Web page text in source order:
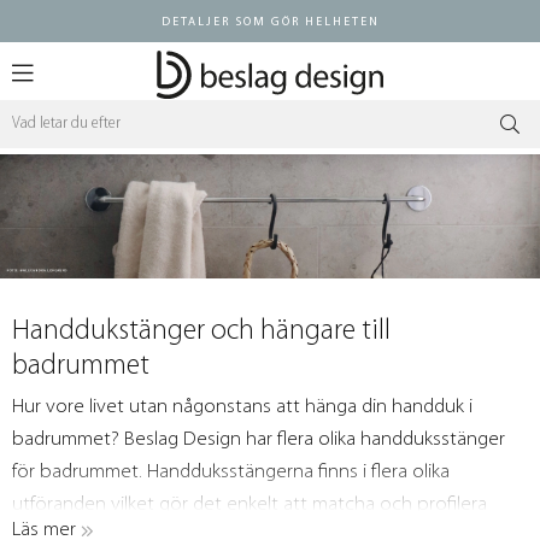
DETALJER SOM GÖR HELHETEN
Handdukstänger och hängare till
badrummet
Hur vore livet utan någonstans att hänga din handduk i
badrummet? Beslag Design har flera olika handduksstänger
för badrummet. Handduksstängerna finns i flera olika
utföranden vilket gör det enkelt att matcha och profilera
Läs mer